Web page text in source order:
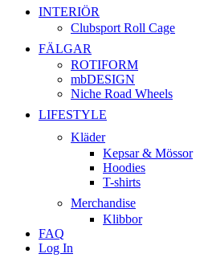
INTERIÖR
Clubsport Roll Cage
FÄLGAR
ROTIFORM
mbDESIGN
Niche Road Wheels
LIFESTYLE
Kläder
Kepsar & Mössor
Hoodies
T-shirts
Merchandise
Klibbor
FAQ
Log In